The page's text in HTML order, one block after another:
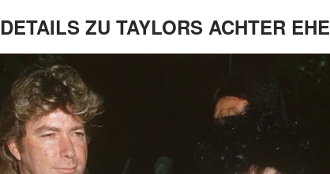
DETAILS ZU TAYLORS ACHTER EHE